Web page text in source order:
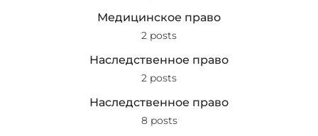
Медицинское право
2 posts
Наследственное право
2 posts
Наследственное право
8 posts